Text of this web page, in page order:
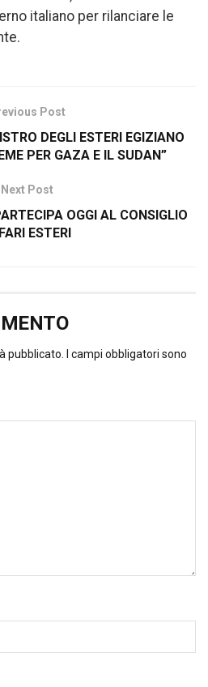
italiano per rilanciare le
Post
DEGLI ESTERI EGIZIANO
PER GAZA E IL SUDAN”
Next Post
OGGI AL CONSIGLIO
ESTERI
pubblicato.
I campi obbligatori sono